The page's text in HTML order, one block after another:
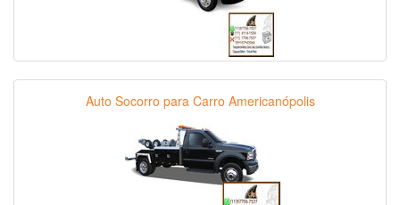
Auto Socorro para Carro Americanópolis